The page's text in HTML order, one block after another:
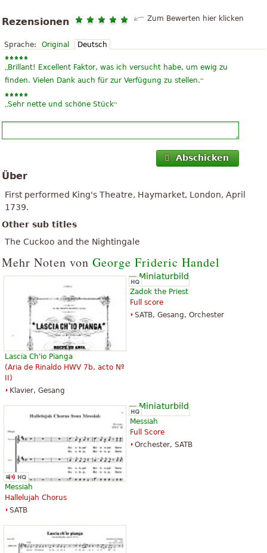
Rezensionen Zum Bewerten hier klicken
Sprache: Original Deutsch
„Brillant! Excellent Faktor, was ich versucht habe, um ewig zu
finden. Vielen Dank auch für zur Verfügung zu stellen.“
„Sehr nette und schöne Stück“
Abschicken
Über
First performed King's Theatre, Haymarket, London, April
1739.
Other sub titles
The Cuckoo and the Nightingale
Mehr Noten von George Frideric Handel
Lascia Ch'io Pianga
(Aria de Rinaldo HWV 7b, acto Nº
II)
Klavier, Gesang
Zadok the Priest
Full score
SATB, Gesang, Orchester
Messiah
Hallelujah Chorus
SATB
Messiah
Full Score
Orchester, SATB